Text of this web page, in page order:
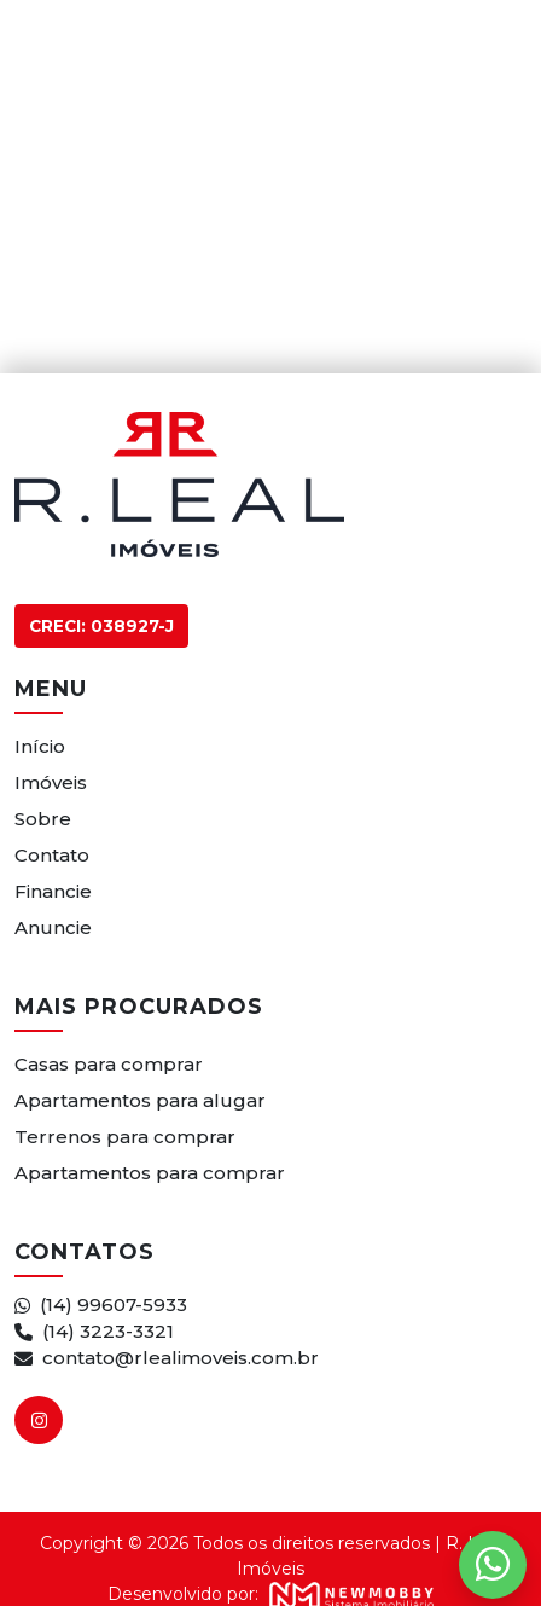
CRECI: 038927-J
MENU
Início
Imóveis
Sobre
Contato
Financie
Anuncie
MAIS PROCURADOS
Casas para comprar
Apartamentos para alugar
Terrenos para comprar
Apartamentos para comprar
CONTATOS
(14) 99607-5933
(14) 3223-3321
contato@rlealimoveis.com.br
Copyright © 2026 Todos os direitos reservados | R. Leal
Imóveis
Desenvolvido por: